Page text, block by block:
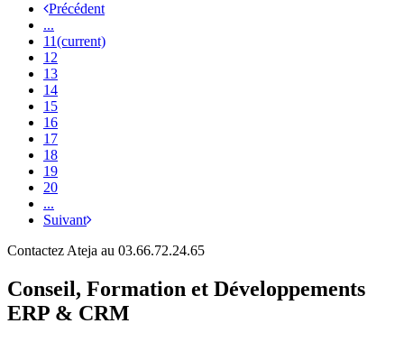
Précédent
...
11(current)
12
13
14
15
16
17
18
19
20
...
Suivant
Contactez Ateja au 03.66.72.24.65
Conseil, Formation et Développements
ERP & CRM